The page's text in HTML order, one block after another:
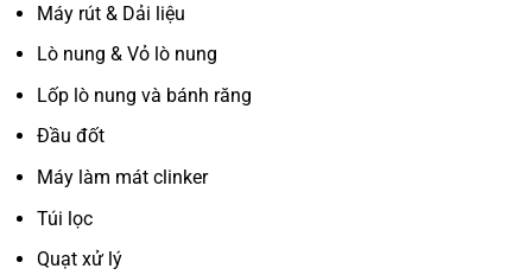
Máy rút & Dải liệu
Lò nung & Vỏ lò nung
Lốp lò nung và bánh răng
Đầu đốt
Máy làm mát clinker
Túi lọc
Quạt xử lý